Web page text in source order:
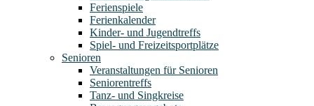
Ferienspiele
Ferienkalender
Kinder- und Jugendtreffs
Spiel- und Freizeitsportplätze
Senioren
Veranstaltungen für Senioren
Seniorentreffs
Tanz- und Singkreise